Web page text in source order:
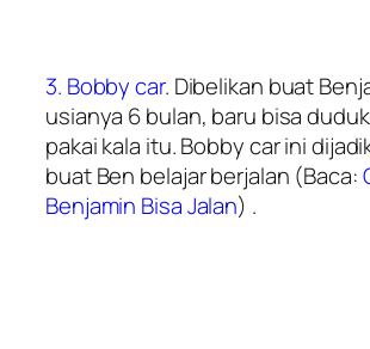
3. Bobby car. Dibelikan buat
usianya 6 bulan, baru bisa
pakai kala itu. Bobby car ini
buat Ben belajar berjalan (Baca:
Benjamin Bisa Jalan) .